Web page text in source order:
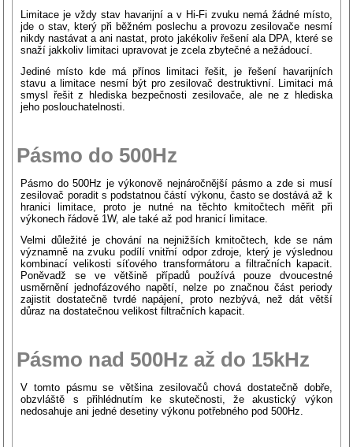
Limitace je vždy stav havarijní a v Hi-Fi zvuku nemá žádné místo,
jde o stav, který při běžném poslechu a provozu zesilovače nesmí
nikdy nastávat a ani nastat, proto jakékoliv řešení ala DPA, které se
snaží jakkoliv limitaci upravovat je zcela zbytečné a nežádoucí.
Jediné místo kde má přínos limitaci řešit, je řešení havarijních
stavu a limitace nesmí být pro zesilovač destruktivní. Limitaci má
smysl řešit z hlediska bezpečnosti zesilovače, ale ne z hlediska
jeho poslouchatelnosti.
Pásmo do 500Hz
Pásmo do 500Hz je výkonově nejnáročnější pásmo a zde si musí
zesilovač poradit s podstatnou částí výkonu, často se dostává až k
hranici limitace, proto je nutné na těchto kmitočtech měřit při
výkonech řádově 1W, ale také až pod hranicí limitace.
Velmi důležité je chování na nejnižších kmitočtech, kde se nám
významně na zvuku podílí vnitřní odpor zdroje, který je výslednou
kombinací velikosti síťového transformátoru a filtračních kapacit.
Poněvadž se ve většině případů používá pouze dvoucestné
usměrnění jednofázového napětí, nelze po značnou část periody
zajistit dostatečně tvrdé napájení, proto nezbývá, než dát větší
důraz na dostatečnou velikost filtračních kapacit.
Pásmo nad 500Hz až do 15kHz
V tomto pásmu se většina zesilovačů chová dostatečně dobře,
obzvláště s přihlédnutím ke skutečnosti, že akustický výkon
nedosahuje ani jedné desetiny výkonu potřebného pod 500Hz.